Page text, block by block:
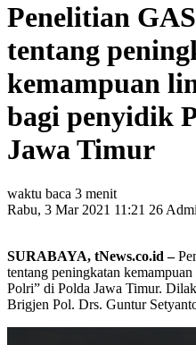
Penelitian
tentang
kemampuan
bagi penyidik
Jawa Timur
waktu baca 3 menit
Rabu, 3 Mar 2021 11:21 26
SURABAYA, tNews.co.id –
tentang peningkatan
Polri” di Polda Jawa Timur.
Brigjen Pol. Drs. Guntur